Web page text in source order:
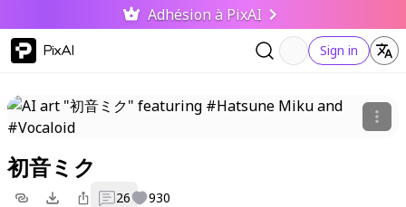
Adhésion à PixAI
PixAI Sign in
初音ミク
26 930